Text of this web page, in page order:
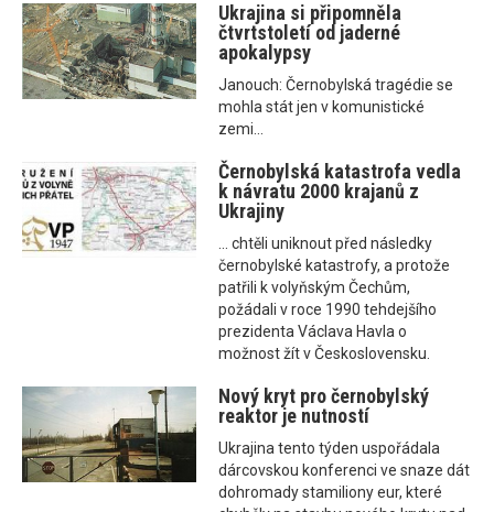
Ukrajina si připomněla
čtvrtstoletí od jaderné
apokalypsy
Janouch: Černobylská tragédie se
mohla stát jen v komunistické
zemi...
Černobylská katastrofa vedla
k návratu 2000 krajanů z
Ukrajiny
... chtěli uniknout před následky
černobylské katastrofy, a protože
patřili k volyňským Čechům,
požádali v roce 1990 tehdejšího
prezidenta Václava Havla o
možnost žít v Československu.
Nový kryt pro černobylský
reaktor je nutností
Ukrajina tento týden uspořádala
dárcovskou konferenci ve snaze dát
dohromady stamiliony eur, které